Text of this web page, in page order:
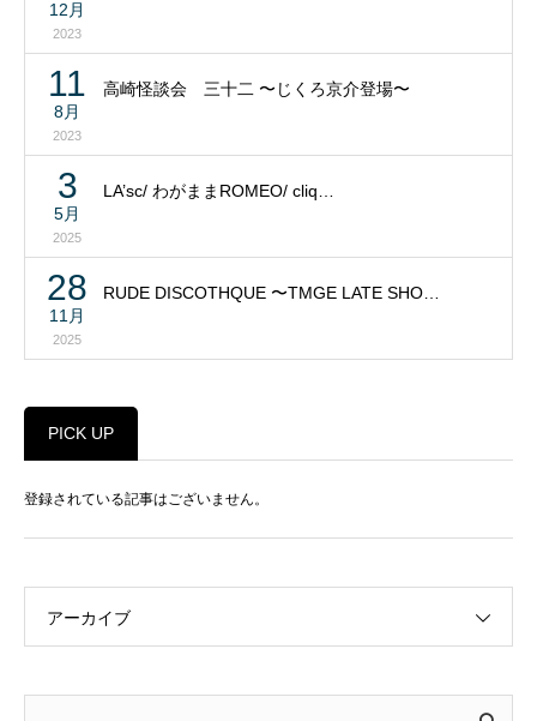
12月
2023
11
8月
2023
高崎怪談会 三十二 〜じくろ京介登場〜
3
5月
2025
LA’sc/ わがままROMEO/ cliq…
28
11月
2025
RUDE DISCOTHQUE 〜TMGE LATE SHO…
PICK UP
登録されている記事はございません。
アーカイブ